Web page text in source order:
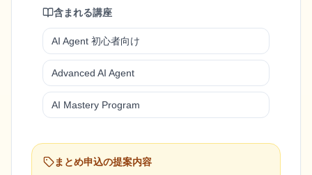
含まれる講座
AI Agent 初心者向け
Advanced AI Agent
AI Mastery Program
まとめ申込の提案内容